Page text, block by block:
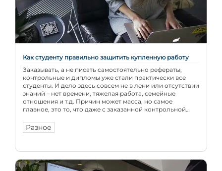
Как студенту правильно защитить купленную работу
Заказывать, а не писать самостоятельно рефераты,
контрольные и дипломы уже стали практически все
студенты. И дело здесь совсем не в лени или отсутствии
знаний – нет времени, тяжелая работа, семейные
отношения и т.д. Причин может масса, но самое
главное, это то, что даже с заказанной контрольной
Разное